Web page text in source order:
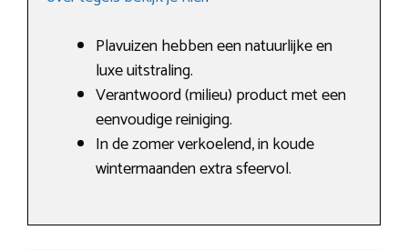
Plavuizen hebben een natuurlijke en
luxe uitstraling.
Verantwoord (milieu) product met een
eenvoudige reiniging.
In de zomer verkoelend, in koude
wintermaanden extra sfeervol.